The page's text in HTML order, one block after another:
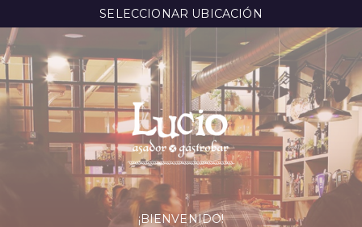
SELECCIONAR UBICACIÓN
¡BIENVENIDO!